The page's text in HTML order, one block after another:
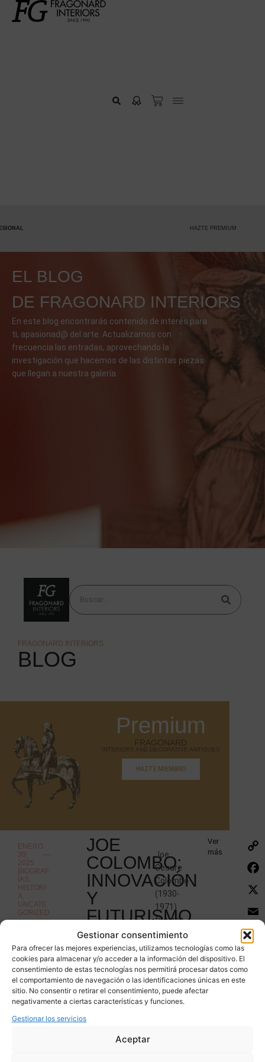
Gestionar consentimiento
Para ofrecer las mejores experiencias, utilizamos tecnologías como las
cookies para almacenar y/o acceder a la información del dispositivo. El
consentimiento de estas tecnologías nos permitirá procesar datos como
el comportamiento de navegación o las identificaciones únicas en este
sitio. No consentir o retirar el consentimiento, puede afectar
negativamente a ciertas características y funciones.
Gestionar los servicios
Aceptar
HAZTE PREMIUM
EL BLOG
DE FRAGONARD INTERIORS
En este blog encontrarás contenido de interés para
ti, apasionad@ del arte. Actualizamos con
frecuencia las entradas, aprovechando la
investigación que hacemos de las distintas piezas
que llegan a nuestra galería.
FRAGONARD INTERIORS
BLOG
Premium
FRAGONARD
INTERIORS AND DECORATIVE ANTIQUES
HAZTE MIEMBRO
ENERO
30,
2025
BIOGRAF
ÍAS,
HISTORI
A,
UNCATE
GORIZED
JOE
COLOMBO:
INNOVACIÓN
Y
FUTURISMO
EN
EL
DISEÑO
DE
MOBILIARIO
Joe
Cesare
Colombo
(1930-
1971)
fue uno
de los
diseñadores
industriales
más
innovadores
y
Ver
más